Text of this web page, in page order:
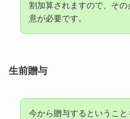
割加算されますので、その
意が必要です。
生前贈与
今から贈与するということ